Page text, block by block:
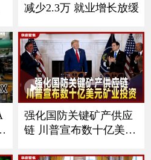
减少2.3万 就业增长放缓
强化国防关键矿产供应
链 川普宣布数十亿美元